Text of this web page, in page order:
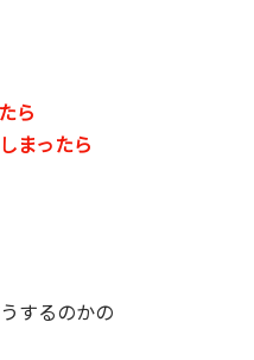
ら
まったら
するのかの